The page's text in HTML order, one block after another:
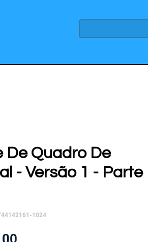
De Quadro De
- Versão 1 - Parte
1024